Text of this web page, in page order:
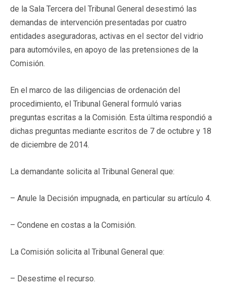
de la Sala Tercera del Tribunal General desestimó las
demandas de intervención presentadas por cuatro
entidades aseguradoras, activas en el sector del vidrio
para automóviles, en apoyo de las pretensiones de la
Comisión.
En el marco de las diligencias de ordenación del
procedimiento, el Tribunal General formuló varias
preguntas escritas a la Comisión. Esta última respondió a
dichas preguntas mediante escritos de 7 de octubre y 18
de diciembre de 2014.
La demandante solicita al Tribunal General que:
– Anule la Decisión impugnada, en particular su artículo 4.
– Condene en costas a la Comisión.
La Comisión solicita al Tribunal General que:
– Desestime el recurso.